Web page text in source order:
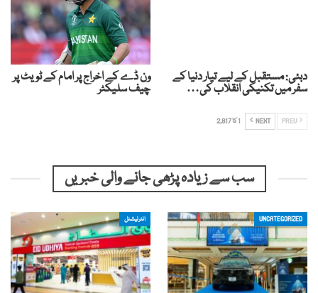
دبئی: مستقبل کے لیے تیار دنیا کے
سفر میں تکنیکی انقلاب کی…
ون ڈے کے اخراج پر امام کے ٹویٹ پر
چیف سلیکٹر
NEXT 1 کا 2,817
سب سے زیادہ پڑھی جانے والی خبریں
UNCATEGORIZED انٹرنیشنل